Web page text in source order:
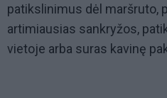
patikslinimus dėl maršruto,
artimiausias sankryžos,
vietoje arba suras kavinę